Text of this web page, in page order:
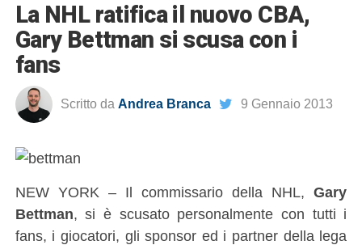
La NHL ratifica il nuovo CBA,
Gary Bettman si scusa con i
fans
Scritto da Andrea Branca 9 Gennaio 2013
NEW YORK – Il commissario della NHL,Gary
Bettman, si è scusato personalmente con tutti i
fans, i giocatori, gli sponsor ed i partner della lega